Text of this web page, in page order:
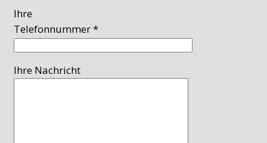
Ihre
Telefonnummer *
Ihre Nachricht